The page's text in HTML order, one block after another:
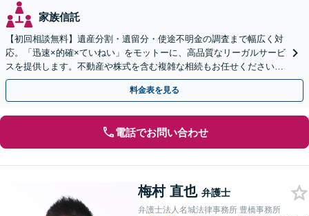
家族信託
【初回相談無料】遺産分割・遺留分・使途不明金の調査まで幅広く対
応。「迅速×的確×ていねい」をモットーに、高品質なリーガルサービ
スを提供します。不動産や株式を含む複雑な相続もお任せください
【休日・夜間対応OK】【豊橋駅10分】
料金表を見る
電話でお問い合わせ
梅村 直也 弁護士
弁護士法人名城法律事務所 豊橋事務所